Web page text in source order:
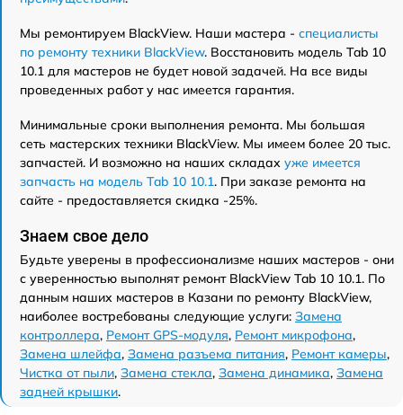
Мы ремонтируем BlackView. Наши мастера - специалисты
по ремонту техники BlackView. Восстановить модель Tab 10
10.1 для мастеров не будет новой задачей. На все виды
проведенных работ у нас имеется гарантия.
Минимальные сроки выполнения ремонта. Мы большая
сеть мастерских техники BlackView. Мы имеем более 20 тыс.
запчастей. И возможно на наших складах уже имеется
запчасть на модель Tab 10 10.1. При заказе ремонта на
сайте - предоставляется скидка -25%.
Знаем свое дело
Будьте уверены в профессионализме наших мастеров - они
с уверенностью выполнят ремонт BlackView Tab 10 10.1. По
данным наших мастеров в Казани по ремонту BlackView,
наиболее востребованы следующие услуги: Замена
контроллера, Ремонт GPS-модуля, Ремонт микрофона,
Замена шлейфа, Замена разъема питания, Ремонт камеры,
Чистка от пыли, Замена стекла, Замена динамика, Замена
задней крышки.